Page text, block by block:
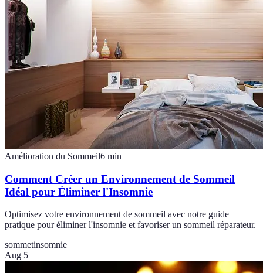
Amélioration du Sommeil6 min
Comment Créer un Environnement de Sommeil
Idéal pour Éliminer l'Insomnie
Optimisez votre environnement de sommeil avec notre guide
pratique pour éliminer l'insomnie et favoriser un sommeil réparateur.
sommetinsomnie
Aug 5